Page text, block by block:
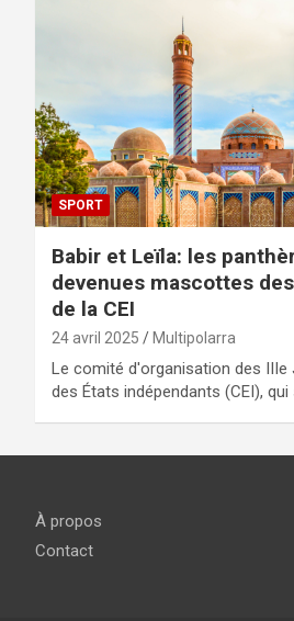
SPORT
Babir et Leïla: les
devenues mascottes
de la CEI
24 avril 2025 Multipolarra
Le comité d'organisation des IIIe
des États indépendants (CEI),
À propos
Contact